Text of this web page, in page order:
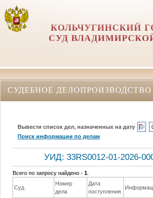
КОЛЬЧУГИНСКИЙ
СУД
СУДЕБНОЕ ДЕЛОПРОИЗВОДСТВО
Вывести список дел, назначенных на дату
Поиск информации по делам
УИД: 33RS0012-01-2026-
Всего по запросу найдено -1
Суд
Номер
дела
Дата
поступления